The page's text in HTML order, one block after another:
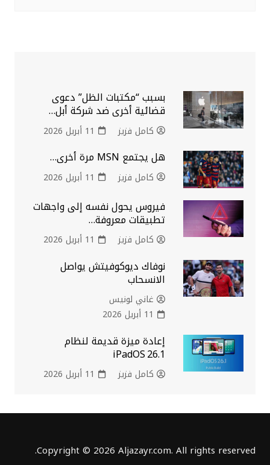
بسبب “مكتبات الظل” دعوى
قضائية أخرى ضد شركة أبل…
كامل فزيز 11 أبريل 2026
هل يجتمع MSN مرة أخرى…
كامل فزيز 11 أبريل 2026
فيروس يحول نفسه إلى واجهات
تطبيقات معروفة…
كامل فزيز 11 أبريل 2026
نوفاك ديوكوفيتش يواصل
الانسحاب
غاني لونيس
11 أبريل 2026
إعادة ميزة قديمة لنظام
iPadOS 26.1
كامل فزيز 11 أبريل 2026
Copyright © 2026 Aljazayr.com. All rights reserved.